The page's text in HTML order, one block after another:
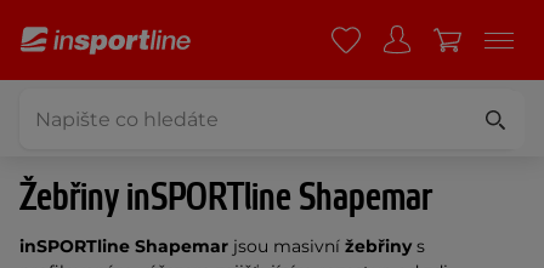
Žebřiny inSPORTline Shapemar
inSPORTline Shapemar jsou masivní žebřinys